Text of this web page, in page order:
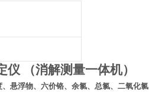
仪 （消解测量一体机）
悬浮物、六价铬、余氯、总氯、二氧化氯